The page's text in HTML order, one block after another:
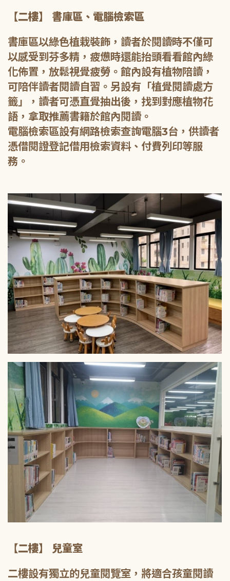
【二樓】 書庫區、電腦檢索區
書庫區以綠色植栽裝飾，讀者於閱讀時不僅可
以感受到芬多精，疲憊時還能抬頭看看館內綠
化佈置，放鬆視覺疲勞。館內設有植物陪讀，
可陪伴讀者閱讀自習。另設有「植覺閱讀處方
籤」，讀者可憑直覺抽出後，找到對應植物花
語，拿取推薦書籍於館內閱讀。
電腦檢索區設有網路檢索查詢電腦3台，供讀者
憑借閱證登記借用檢索資料、付費列印等服
務。
【二樓】 兒童室
二樓設有獨立的兒童閱覽室，將適合孩童閱讀